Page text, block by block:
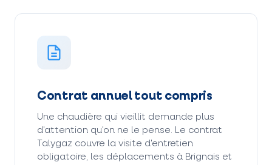
Contrat annuel tout compris
Une chaudière qui vieillit demande plus
d'attention qu'on ne le pense. Le contrat
Talygaz couvre la visite d'entretien
obligatoire, les déplacements à Brignais et